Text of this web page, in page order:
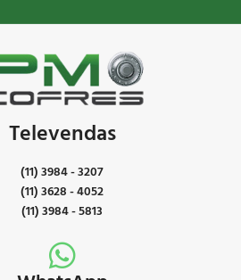
Televendas
(11) 3984 - 3207
(11) 3628 - 4052
(11) 3984 - 5813